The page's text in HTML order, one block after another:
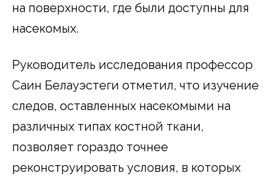
на поверхности, где были доступны для
насекомых.
Руководитель исследования профессор
Саин Белауэстеги отметил, что изучение
следов, оставленных насекомыми на
различных типах костной ткани,
позволяет гораздо точнее
реконструировать условия, в которых